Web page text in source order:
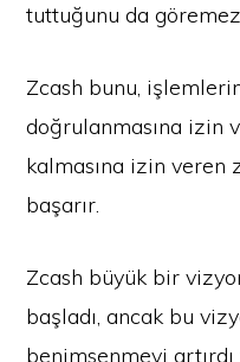
tuttuğunu da
Zcash bunu,
doğrulanmasına izin
kalmasına izin veren
başarır.
Zcash büyük bir
başladı, ancak bu
benimsenmeyi